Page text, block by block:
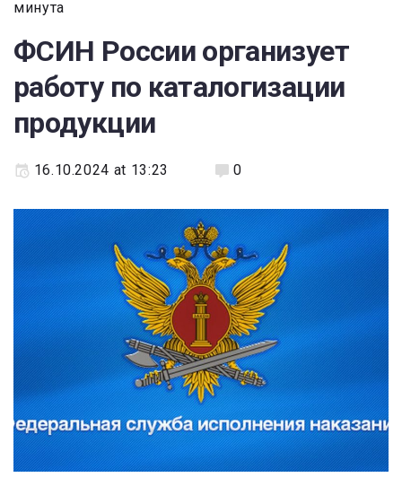
минута
ФСИН России организует
работу по каталогизации
продукции
16.10.2024 at 13:23 0